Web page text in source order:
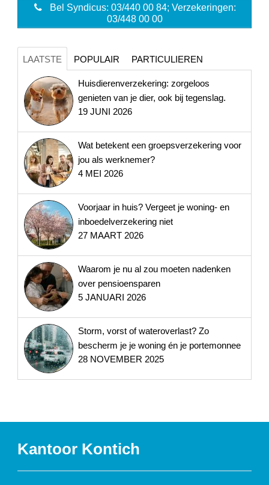
Bel Syndicus: 03/440 00 84; Verzekeringen:
03/448 00 00
LAATSTE POPULAIR PARTICULIEREN
Huisdierenverzekering: zorgeloos
genieten van je dier, ook bij tegenslag.
19 JUNI 2026
Wat betekent een groepsverzekering voor
jou als werknemer?
4 MEI 2026
Voorjaar in huis? Vergeet je woning- en
inboedelverzekering niet
27 MAART 2026
Waarom je nu al zou moeten nadenken
over pensioensparen
5 JANUARI 2026
Storm, vorst of wateroverlast? Zo
bescherm je je woning én je portemonnee
28 NOVEMBER 2025
Kantoor Kontich